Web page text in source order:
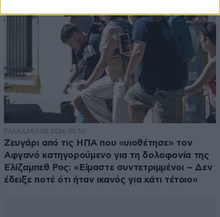
ΕΛΛΑΔΑ07·08·2026 08:50
Ζευγάρι από τις ΗΠΑ που «υιοθέτησε» τον
Αφγανό κατηγορούμενο για τη δολοφονία της
Ελίζαμπεθ Ρος: «Είμαστε συντετριμμένοι – Δεν
έδειξε ποτέ ότι ήταν ικανός για κάτι τέτοιο»